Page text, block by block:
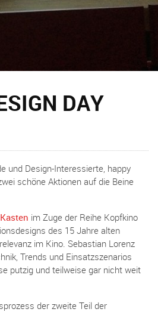
DAY
und Design-Interessierte, happy
schöne Aktionen auf die Beine
im Zuge der Reihe Kopfkino
des 15 Jahre alten
im Kino. Sebastian Lorenz
Trends und Einsatzszenarios
putzig und teilweise gar nicht weit
der zweite Teil der